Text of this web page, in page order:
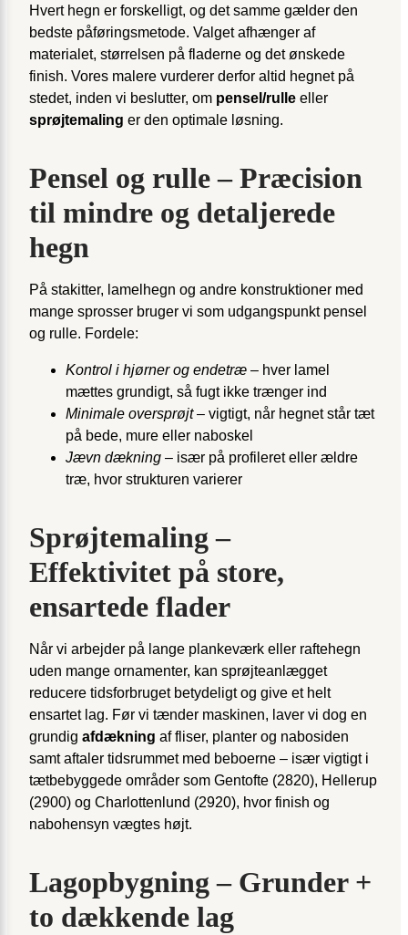
Hvert hegn er forskelligt, og det samme gælder den
bedste påføringsmetode. Valget afhænger af
materialet, størrelsen på fladerne og det ønskede
finish. Vores malere vurderer derfor altid hegnet på
stedet, inden vi beslutter, om pensel/rulle eller
sprøjtemaling er den optimale løsning.
Pensel og rulle – Præcision
til mindre og detaljerede
hegn
På stakitter, lamelhegn og andre konstruktioner med
mange sprosser bruger vi som udgangspunkt pensel
og rulle. Fordele:
Kontrol i hjørner og endetræ – hver lamel
mættes grundigt, så fugt ikke trænger ind
Minimale oversprøjt– vigtigt, når hegnet står tæt
på bede, mure eller naboskel
Jævn dækning – især på profileret eller ældre
træ, hvor strukturen varierer
Sprøjtemaling –
Effektivitet på store,
ensartede flader
Når vi arbejder på lange plankeværk eller raftehegn
uden mange ornamenter, kan sprøjteanlægget
reducere tidsforbruget betydeligt og give et helt
ensartet lag. Før vi tænder maskinen, laver vi dog en
grundig afdækning af fliser, planter og nabosiden
samt aftaler tidsrummet med beboerne – især vigtigt i
tætbebyggede områder som Gentofte (2820), Hellerup
(2900) og Charlottenlund (2920), hvor finish og
nabohensyn vægtes højt.
Lagopbygning – Grunder +
to dækkende lag